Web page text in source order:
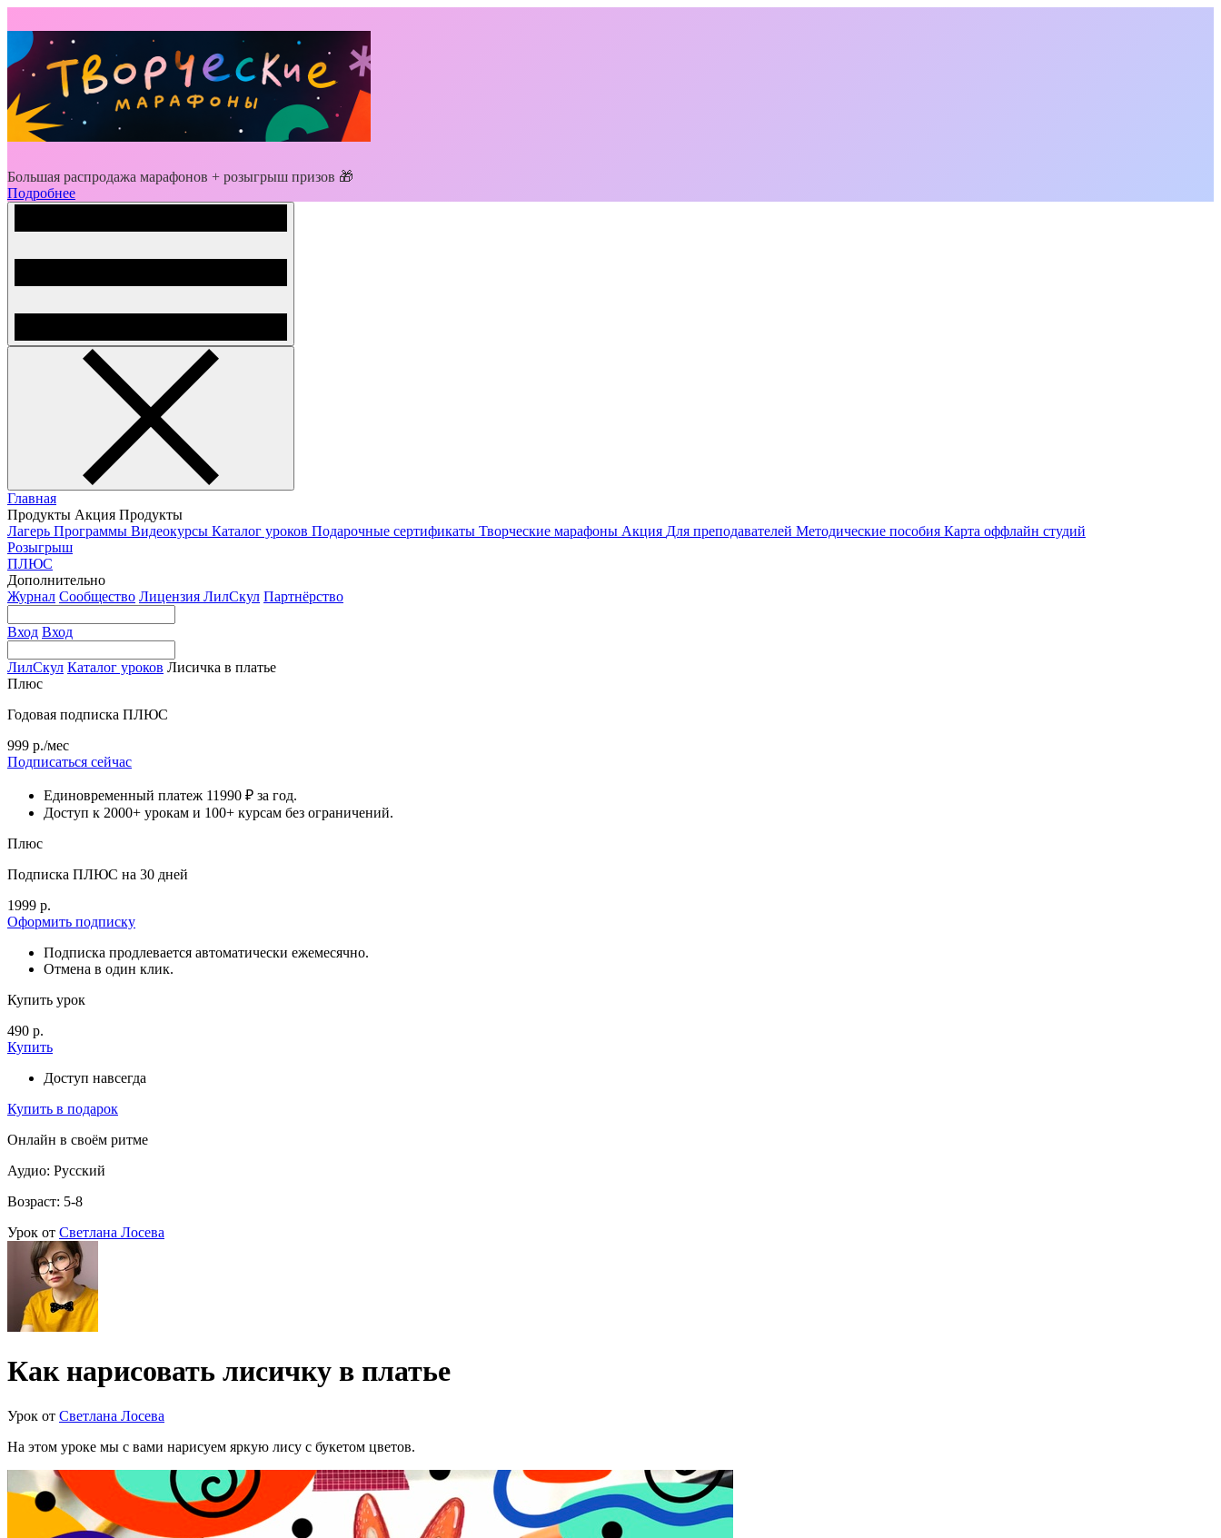
Большая распродажа марафонов + розыгрыш призов 🎁
Подробнее
Главная
Продукты Акция Продукты
Лагерь Программы Видеокурсы Каталог уроков Подарочные сертификаты Творческие марафоны Акция Для преподавателей Методические пособия Карта оффлайн студий
Розыгрыш
ПЛЮС
Дополнительно
Журнал Сообщество Лицензия ЛилСкул Партнёрство
Вход Вход
ЛилСкул Каталог уроков Лисичка в платье
Плюс
Годовая подписка ПЛЮС
999 р./мес
Подписаться сейчас
Единовременный платеж 11990 ₽ за год.
Доступ к 2000+ урокам и 100+ курсам без ограничений.
Плюс
Подписка ПЛЮС на 30 дней
1999 р.
Оформить подписку
Подписка продлевается автоматически ежемесячно.
Отмена в один клик.
Купить урок
490 р.
Купить
Доступ навсегда
Купить в подарок
Онлайн в своём ритме
Аудио: Русский
Возраст: 5-8
Урок от Светлана Лосева
Как нарисовать лисичку в платье
Урок от Светлана Лосева
На этом уроке мы с вами нарисуем яркую лису с букетом цветов.